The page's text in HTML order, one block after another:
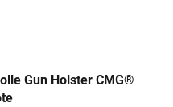
Gun Holster CMG®